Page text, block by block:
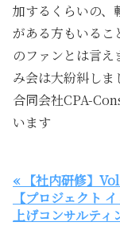
加するくらいの、
がある方もいる
のファンとは言
み会は大紛糾し
合同会社CPA-
います
« 【社内研修】
【プロジェクト
上げコンサルテ